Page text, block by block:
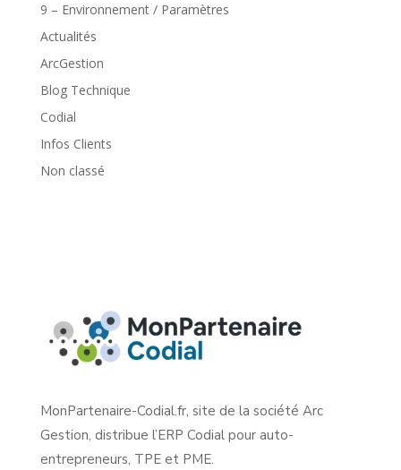
9 – Environnement / Paramètres
Actualités
ArcGestion
Blog Technique
Codial
Infos Clients
Non classé
MonPartenaire-Codial.fr, site de la société Arc
Gestion, distribue l’ERP Codial pour auto-
entrepreneurs, TPE et PME.